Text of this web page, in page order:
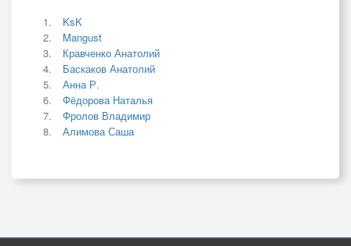
KsK
Mangust
Кравченко Анатолий
Баскаков Анатолий
Анна Р.
Фёдорова Наталья
Фролов Владимир
Алимова Саша